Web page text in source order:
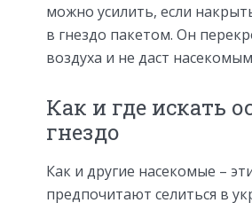
можно усилить, если
в гнездо пакетом. Он
воздуха и не даст
Как и где искать
гнездо
Как и другие насекомые –
предпочитают селиться в